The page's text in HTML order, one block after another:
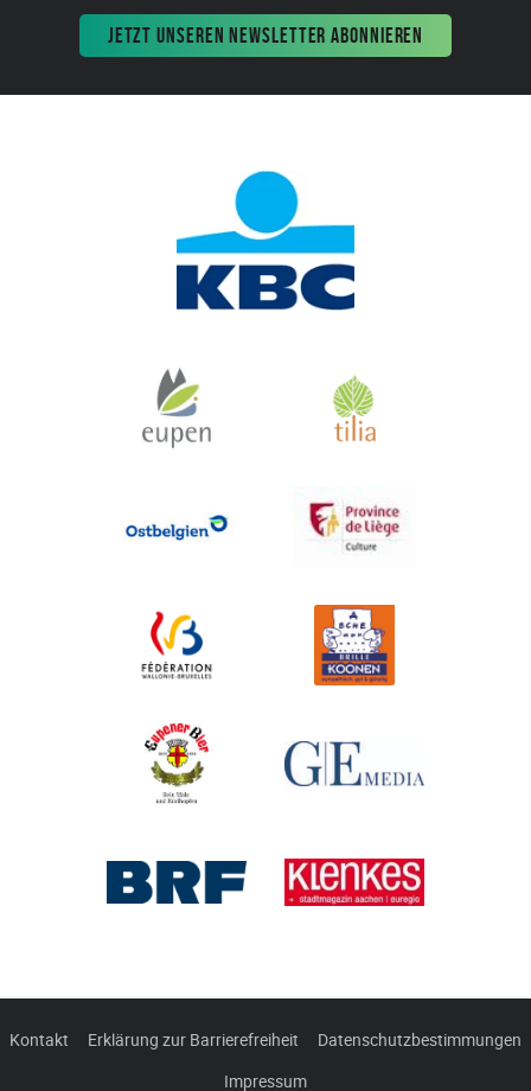
JETZT UNSEREN NEWSLETTER ABONNIEREN
Kontakt Erklärung zur Barrierefreiheit
Datenschutzbestimmungen
Impressum